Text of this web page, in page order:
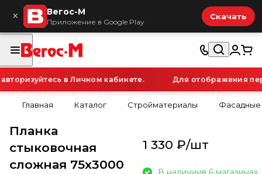
× Вегос-М
Приложение в Google Play
Скачать
в Личном кабинете. Для отображения
Главная Каталог Стройматериалы Фасадные
Планка
стыковочная
сложная 75х3000
1 330 ₽/шт